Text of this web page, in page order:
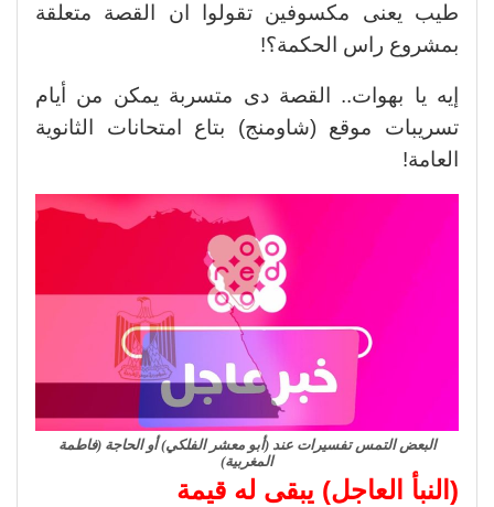
طيب يعنى مكسوفين تقولوا ان القصة متعلقة
بمشروع راس الحكمة؟!
إيه يا بهوات.. القصة دى متسربة يمكن من أيام
تسريبات موقع (شاومنج) بتاع امتحانات الثانوية
العامة!
البعض التمس تفسيرات عند (أبو معشر الفلكي) أو الحاجة (فاطمة
المغربية)
(النبأ العاجل) يبقى له قيمة